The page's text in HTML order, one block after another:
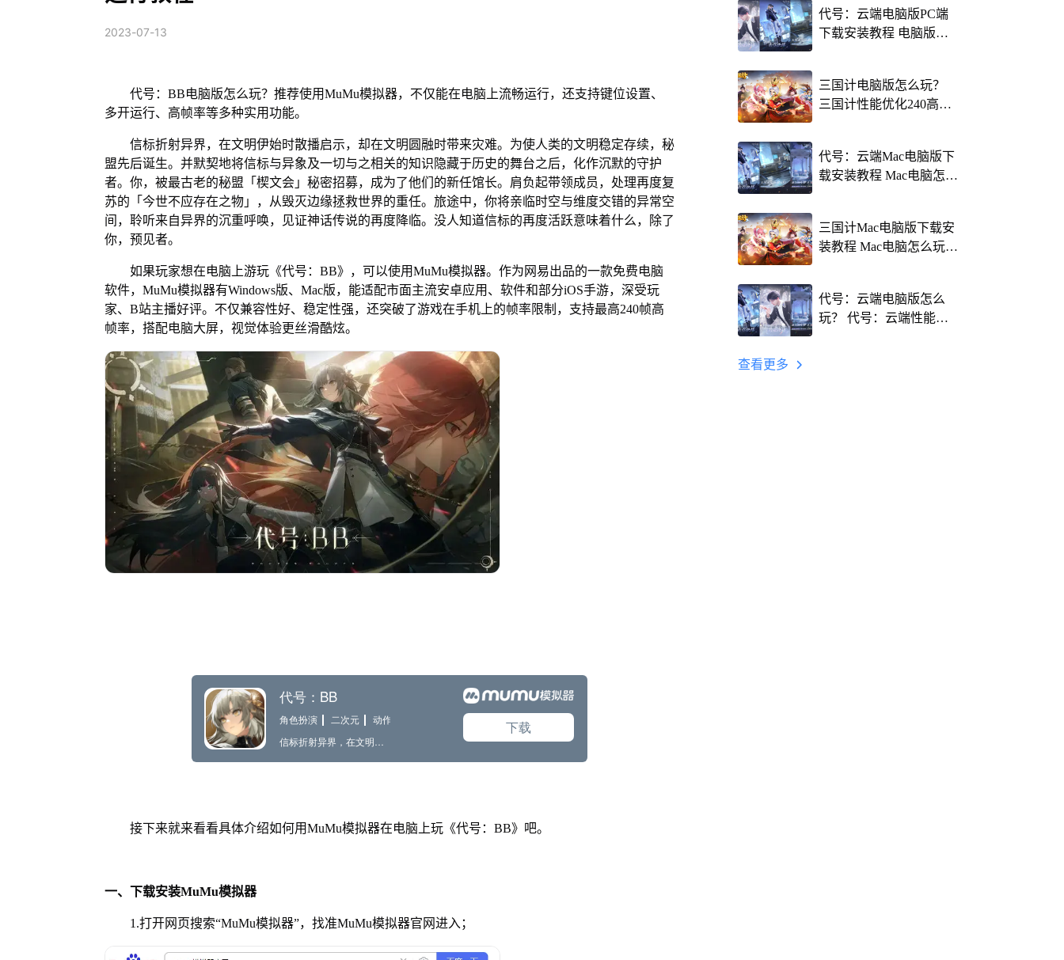
2023-07-13
代号：BB电脑版怎么玩？推荐使用MuMu模拟器，不仅能在电脑上流畅运行，还支持键位设置、
多开运行、高帧率等多种实用功能。
信标折射异界，在文明伊始时散播启示，却在文明圆融时带来灾难。为使人类的文明稳定存续，秘
盟先后诞生。并默契地将信标与异象及一切与之相关的知识隐藏于历史的舞台之后，化作沉默的守护
者。你，被最古老的秘盟「楔文会」秘密招募，成为了他们的新任馆长。肩负起带领成员，处理再度复
苏的「今世不应存在之物」，从毁灭边缘拯救世界的重任。旅途中，你将亲临时空与维度交错的异常空
间，聆听来自异界的沉重呼唤，见证神话传说的再度降临。没人知道信标的再度活跃意味着什么，除了
你，预见者。
如果玩家想在电脑上游玩《代号：BB》，可以使用MuMu模拟器。作为网易出品的一款免费电脑
软件，MuMu模拟器有Windows版、Mac版，能适配市面主流安卓应用、软件和部分iOS手游，深受玩
家、B站主播好评。不仅兼容性好、稳定性强，还突破了游戏在手机上的帧率限制，支持最高240帧高
帧率，搭配电脑大屏，视觉体验更丝滑酷炫。
接下来就来看看具体介绍如何用MuMu模拟器在电脑上玩《代号：BB》吧。
一、下载安装MuMu模拟器
1.打开网页搜索“MuMu模拟器”，找准MuMu模拟器官网进入；
代号：云端电脑版PC端
下载安装教程 电脑版怎
三国计电脑版怎么玩？
三国计性能优化240高帧
代号：云端Mac电脑版下
载安装教程 Mac电脑怎么
三国计Mac电脑版下载安
装教程 Mac电脑怎么玩三
代号：云端电脑版怎么
玩？ 代号：云端性能优
查看更多